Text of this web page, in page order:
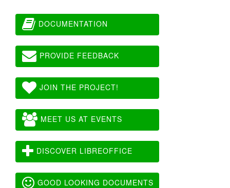
DOCUMENTATION
PROVIDE FEEDBACK
JOIN THE PROJECT!
MEET US AT EVENTS
DISCOVER LIBREOFFICE
GOOD LOOKING DOCUMENTS